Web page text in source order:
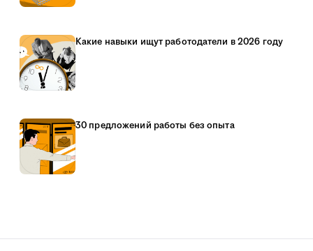
Какие навыки ищут работодатели в 2026 году
30 предложений работы без опыта